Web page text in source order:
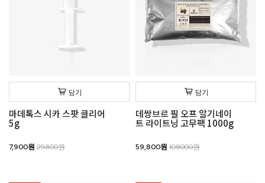
담기
마데톡스 시카 스팟 클리어
5g
7,900원 29800원
담기
데쌍브르 필 오프 알기네이
트 라이트닝 고무팩 1000g
59,800원 108000원